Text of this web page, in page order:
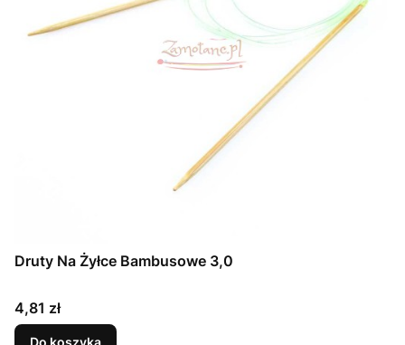
Druty Na Żyłce Bambusowe 3,0
Cena
4,81 zł
Do koszyka